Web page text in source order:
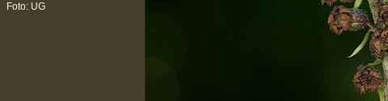
Foto: UG